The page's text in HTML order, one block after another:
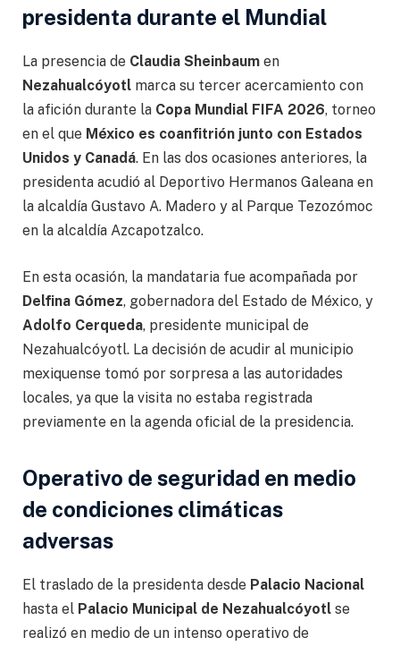
presidenta durante el Mundial
La presencia de Claudia Sheinbaum en
Nezahualcóyotl marca su tercer acercamiento con
la afición durante la Copa Mundial FIFA 2026, torneo
en el que México es coanfitrión junto con Estados
Unidos y Canadá. En las dos ocasiones anteriores, la
presidenta acudió al Deportivo Hermanos Galeana en
la alcaldía Gustavo A. Madero y al Parque Tezozómoc
en la alcaldía Azcapotzalco.
En esta ocasión, la mandataria fue acompañada por
Delfina Gómez, gobernadora del Estado de México, y
Adolfo Cerqueda, presidente municipal de
Nezahualcóyotl. La decisión de acudir al municipio
mexiquense tomó por sorpresa a las autoridades
locales, ya que la visita no estaba registrada
previamente en la agenda oficial de la presidencia.
Operativo de seguridad en medio
de condiciones climáticas
adversas
El traslado de la presidenta desde Palacio Nacional
hasta el Palacio Municipal de Nezahualcóyotl se
realizó en medio de un intenso operativo de